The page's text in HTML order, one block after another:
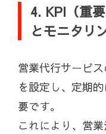
4. KPI（重
とモニタリ
営業代行サービ
を設定し、定期
要です。
これにより、営